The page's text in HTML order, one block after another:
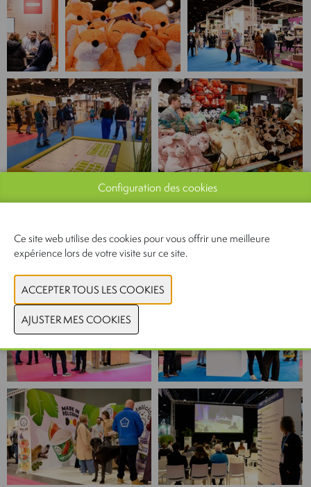
Configuration des cookies
Ce site web utilise des cookies pour vous offrir une meilleure
expérience lors de votre visite sur ce site.